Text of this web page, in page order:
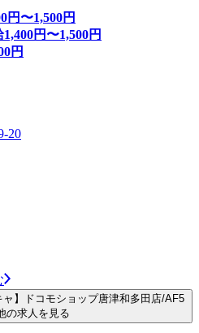
円〜1,500円
1,400円〜1,500円
円
20
】ドコモショップ唐津和多田店/AF5
の求人を見る